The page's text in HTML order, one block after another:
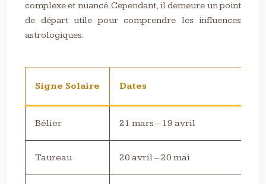
complexe et nuancé. Cependant, il demeure un point
de départ utile pour comprendre les influences
astrologiques.
Signe Solaire Dates
Bélier 21 mars – 19 avril
Taureau 20 avril – 20 mai